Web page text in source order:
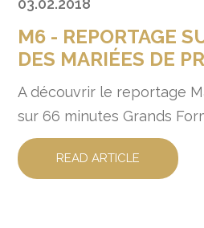
M6 - REPORTAGE
DES MARIÉES DE
A découvrir le reportage
sur 66 minutes Grands
READ ARTICLE